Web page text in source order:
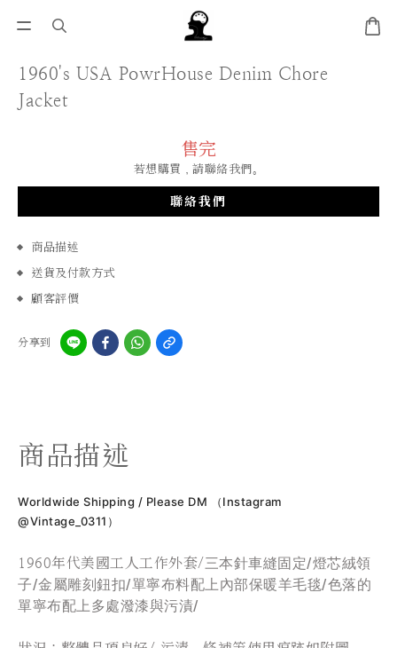
1960's USA PowrHouse Denim Chore
Jacket
售完
若想購買，請聯絡我們。
聯絡我們
商品描述
送貨及付款方式
顧客評價
分享到
商品描述
Worldwide Shipping / Please DM （Instagram
@Vintage_0311）
1960年代美國工人工作外套/三本針車縫固定/燈芯絨領
子/金屬雕刻鈕扣/單寧布料配上內部保暖羊毛毯/色落的
單寧布配上多處潑漆與污漬/